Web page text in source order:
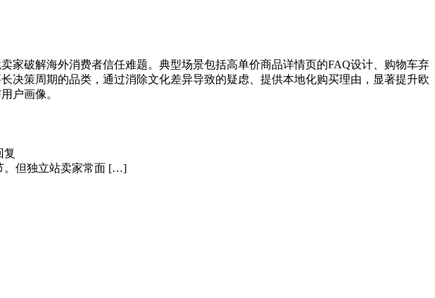
家破解海外消费者信任难题。典型场景包括高单价商品详情页的FAQ设计、购物车弃
决策周期的品类，通过消除文化差异导致的疑虑、提供本地化购买理由，显著提升欧
户画像。
复
。但独立站卖家常面 […]